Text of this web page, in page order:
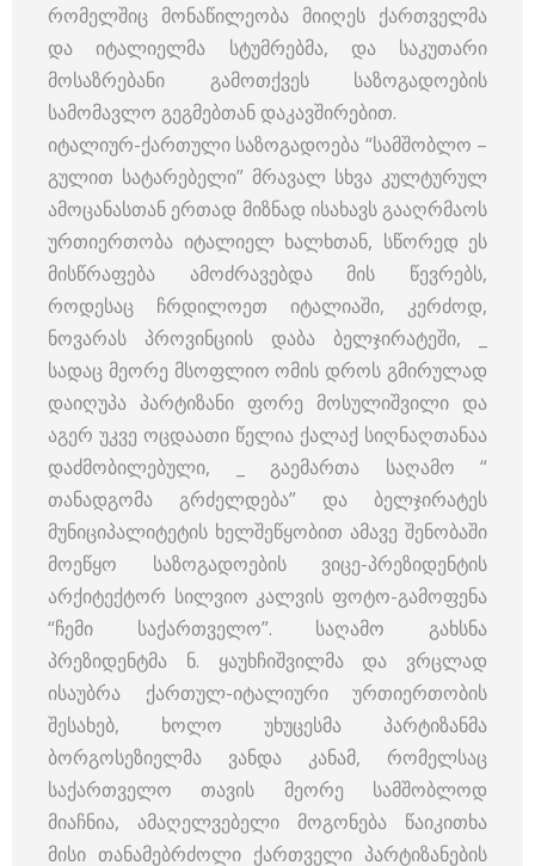
რომელშიც მონაწილეობა მიიღეს ქართველმა
და იტალიელმა სტუმრებმა, და საკუთარი
მოსაზრებანი გამოთქვეს საზოგადოების
სამომავლო გეგმებთან დაკავშირებით.
იტალიურ-ქართული საზოგადოება “სამშობლო –
გულით სატარებელი” მრავალ სხვა კულტურულ
ამოცანასთან ერთად მიზნად ისახავს გააღრმაოს
ურთიერთობა იტალიელ ხალხთან, სწორედ ეს
მისწრაფება ამოძრავებდა მის წევრებს,
როდესაც ჩრდილოეთ იტალიაში, კერძოდ,
ნოვარას პროვინციის დაბა ბელჯირატეში, _
სადაც მეორე მსოფლიო ომის დროს გმირულად
დაიღუპა პარტიზანი ფორე მოსულიშვილი და
აგერ უკვე ოცდაათი წელია ქალაქ სიღნაღთანაა
დაძმობილებული, _ გაემართა საღამო “
თანადგომა გრძელდება” და ბელჯირატეს
მუნიციპალიტეტის ხელშეწყობით ამავე შენობაში
მოეწყო საზოგადოების ვიცე-პრეზიდენტის
არქიტექტორ სილვიო კალვის ფოტო-გამოფენა
“ჩემი საქართველო”. საღამო გახსნა
პრეზიდენტმა ნ. ყაუხჩიშვილმა და ვრცლად
ისაუბრა ქართულ-იტალიური ურთიერთობის
შესახებ, ხოლო უხუცესმა პარტიზანმა
ბორგოსეზიელმა ვანდა კანამ, რომელსაც
საქართველო თავის მეორე სამშობლოდ
მიაჩნია, ამაღელვებელი მოგონება წაიკითხა
მისი თანამებრძოლი ქართველი პარტიზანების